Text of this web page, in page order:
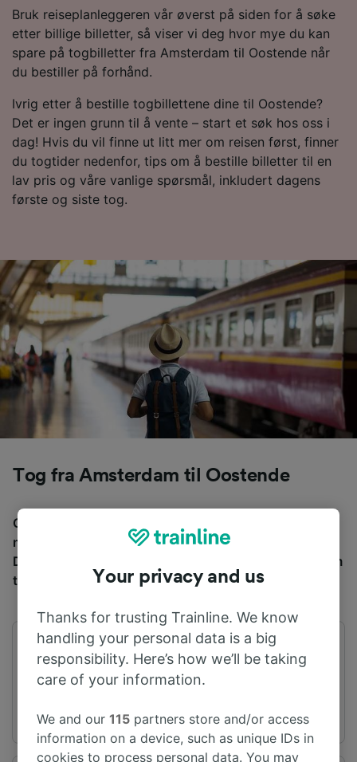
Bruk reiseplanleggeren vår øverst på siden for å søke
etter billige billetter, så viser vi deg hvor mye du kan
spare på togbilletter fra Amsterdam til Oostende når
du bestiller på forhånd.
Ivrig etter å bestille togbillettene dine til Oostende?
Det er ingen grunn til å vente – start et søk hos oss i
dag! Hvis du vil finne ut litt mer om reisen først, finner
du togtider nedenfor, tips om å bestille billetter til en
lav pris og våre vanlige spørsmål, inkludert dagens
første og siste tog.
Tog fra Amsterdam til Oostende
Gjennomsnittlig tid å reise fra Amsterdam til Oostende
med tog er 3 t 44m, over en avstand på rundt 186 km.
Det er normalt 32 tog per dag som reiser fra Amsterdam
til Oostende, og billetter starter fra kr 615,37.
Første avgang
06:10
Siste avgang
21:39
Your privacy and us
Thanks for trusting Trainline. We know
handling your personal data is a big
responsibility. Here’s how we’ll be taking
care of your information.
We and our115 partners store and/or access
information on a device, such as unique IDs in
cookies to process personal data. You may